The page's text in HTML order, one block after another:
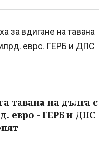
за вдигане на тавана
евро. ГЕРБ и ДПС
тавана на дълга с
евро - ГЕРБ и ДПС